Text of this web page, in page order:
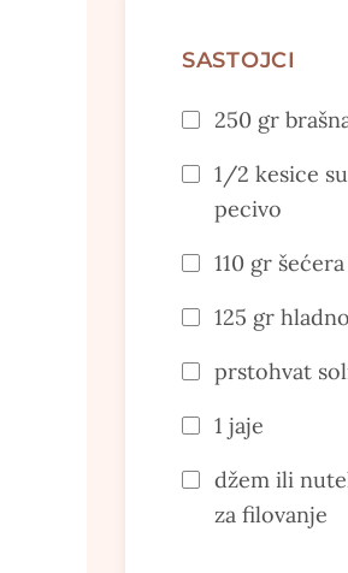
SASTOJCI
250 gr
1/2 kesice
pecivo
110 gr
125 gr
prstohvat
1 jaje
džem ili
za filovanje